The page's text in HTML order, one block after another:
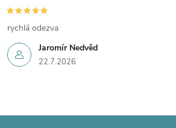
Jaromír Nedvěd
22.7.2026
rychlá odezva